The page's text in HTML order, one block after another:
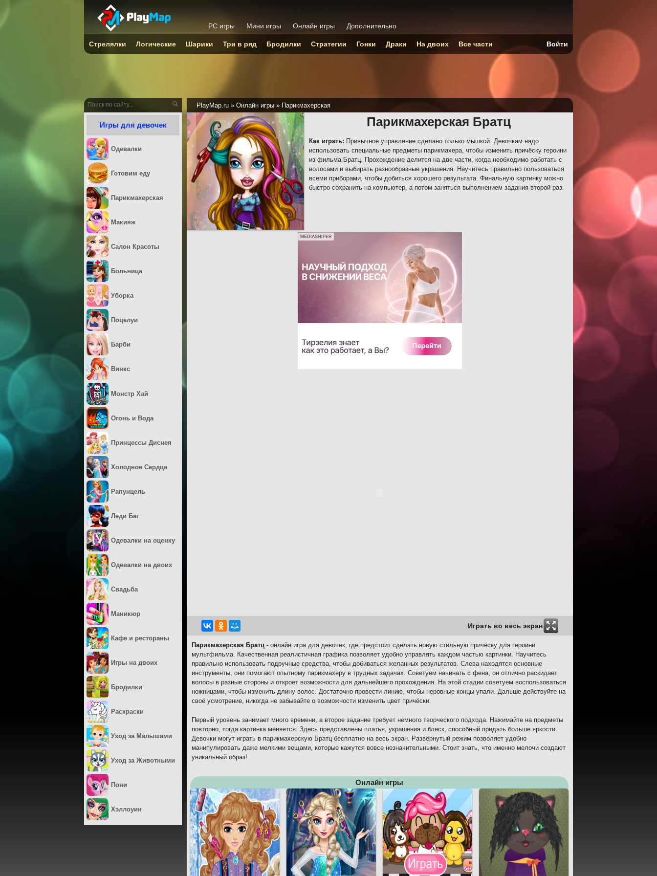
PlayMap.ru » Онлайн игры » Парикмахерская
Парикмахерская Братц
Как играть: Привычное управление сделано только мышкой. Девочкам надо
использовать специальные предметы парикмахера, чтобы изменить причёску героини
из фильма Братц. Прохождение делится на две части, когда необходимо работать с
волосами и выбирать разнообразные украшения. Научитесь правильно пользоваться
всеми приборами, чтобы добиться хорошего результата. Финальную картинку можно
быстро сохранить на компьютер, а потом заняться выполнением задания второй раз.
MEDIASNIPER
Играть во весь экран
Парикмахерская Братц - онлайн игра для девочек, где предстоит сделать новую стильную причёску для героини
мультфильма. Качественная реалистичная графика позволяет удобно управлять каждом частью картинки. Научитесь
правильно использовать подручные средства, чтобы добиваться желанных результатов. Слева находятся основные
инструменты, они помогают опытному парикмахеру в трудных задачах. Советуем начинать с фена, он отлично раскидает
волосы в разные стороны и откроет возможности для дальнейшего прохождения. На этой стадии советуем воспользоваться
ножницами, чтобы изменить длину волос. Достаточно провести линию, чтобы неровные концы упали. Дальше действуйте на
своё усмотрение, никогда не забывайте о возможности изменить цвет причёски.
Первый уровень занимает много времени, а второе задание требует немного творческого подхода. Нажимайте на предметы
повторно, тогда картинка меняется. Здесь представлены платья, украшения и блеск, способный придать больше яркости.
Девочки могут играть в парикмахерскую Братц бесплатно на весь экран. Развёрнутый режим позволяет удобно
манипулировать даже мелкими вещами, которые кажутся вовсе незначительными. Стоит знать, что именно мелочи создают
уникальный образ!
Онлайн игры
Игры для девочек
Одевалки
Готовим еду
Парикмахерская
Макияж
Салон Красоты
Больница
Уборка
Поцелуи
Барби
Винкс
Монстр Хай
Огонь и Вода
Принцессы Диснея
Холодное Сердце
Рапунцель
Леди Баг
Одевалки на оценку
Одевалки на двоих
Свадьба
Маникюр
Кафе и рестораны
Игры на двоих
Бродилки
Раскраски
Уход за Малышами
Уход за Животными
Пони
Хэллоуин
PC игры Мини игры Онлайн игры Дополнительно
Стрелялки Логические Шарики Три в ряд Бродилки Стратегии Гонки Драки На двоих Все части Войти